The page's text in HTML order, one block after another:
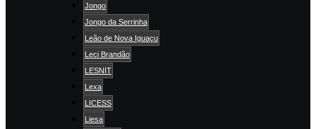
Jongo
Jongo da Serrinha
Leão de Nova Iguaçu
Leci Brandão
LESNIT
Lexa
LICESS
Liesa